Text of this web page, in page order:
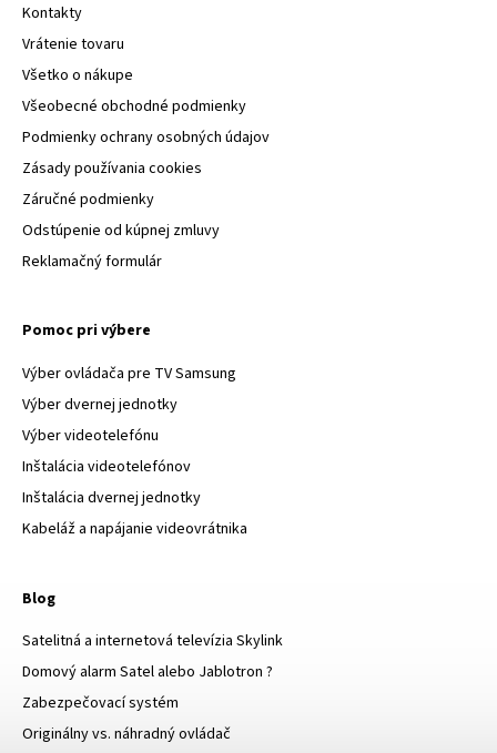
Kontakty
Vrátenie tovaru
Všetko o nákupe
Všeobecné obchodné podmienky
Podmienky ochrany osobných údajov
Zásady používania cookies
Záručné podmienky
Odstúpenie od kúpnej zmluvy
Reklamačný formulár
Pomoc pri výbere
Výber ovládača pre TV Samsung
Výber dvernej jednotky
Výber videotelefónu
Inštalácia videotelefónov
Inštalácia dvernej jednotky
Kabeláž a napájanie videovrátnika
Blog
Satelitná a internetová televízia Skylink
Domový alarm Satel alebo Jablotron ?
Zabezpečovací systém
Originálny vs. náhradný ovládač